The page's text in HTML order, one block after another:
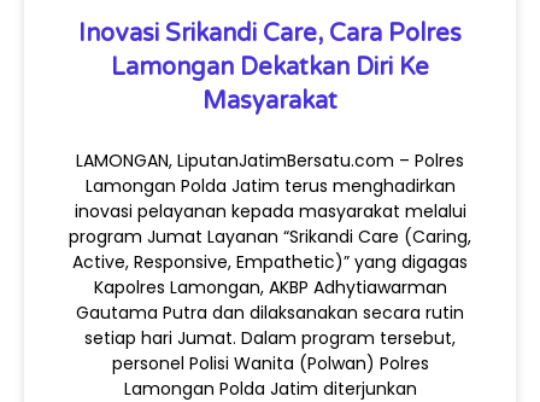
Inovasi Srikandi Care, Cara Polres
Lamongan Dekatkan Diri Ke
Masyarakat
LAMONGAN, LiputanJatimBersatu.com – Polres
Lamongan Polda Jatim terus menghadirkan
inovasi pelayanan kepada masyarakat melalui
program Jumat Layanan “Srikandi Care (Caring,
Active, Responsive, Empathetic)” yang digagas
Kapolres Lamongan, AKBP Adhytiawarman
Gautama Putra dan dilaksanakan secara rutin
setiap hari Jumat. Dalam program tersebut,
personel Polisi Wanita (Polwan) Polres
Lamongan Polda Jatim diterjunkan